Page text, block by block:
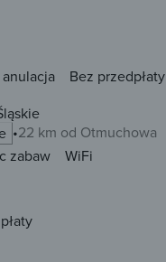
anulacja Bez przedpłaty
22 km od Otmuchowa
zabaw
WiFi